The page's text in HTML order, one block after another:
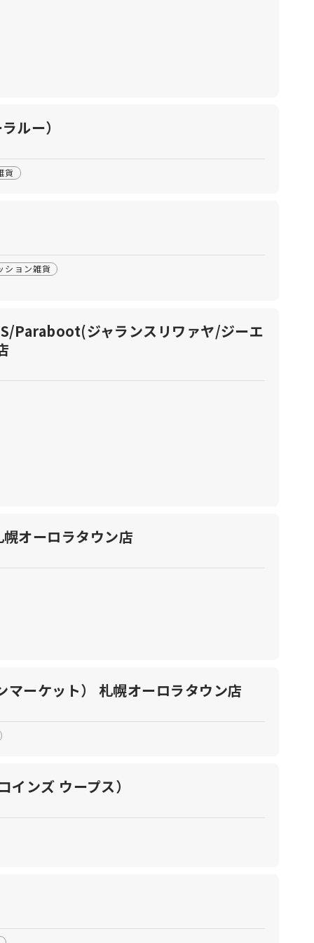
ルー）
貨
ション雑貨
Paraboot(ジャランスリワァヤ/ジーエ
オーロラタウン店
マーケット） 札幌オーロラタウン店
ンズ ウープス）